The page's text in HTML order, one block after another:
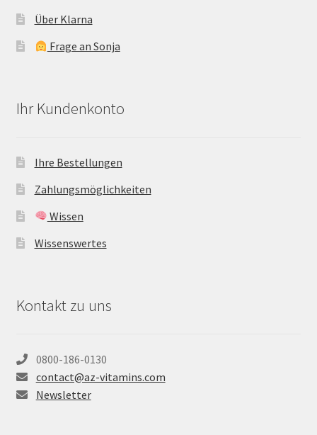
Über Klarna
Frage an Sonja
Ihr Kundenkonto
Ihre Bestellungen
Zahlungsmöglichkeiten
Wissen
Wissenswertes
Kontakt zu uns
0800-186-0130
contact@az-vitamins.com
Newsletter